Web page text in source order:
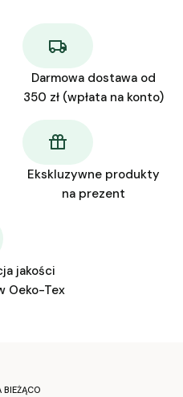
Darmowa dostawa od
350 zł (wpłata na konto)
Ekskluzywne produkty
na prezent
jakości
Oeko-Tex
BIEŻĄCO